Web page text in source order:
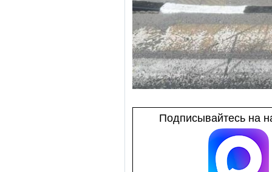
Подписывайтесь на